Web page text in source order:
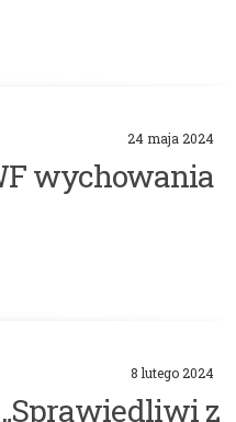
24 maja 2024
wychowania
8 lutego 2024
z